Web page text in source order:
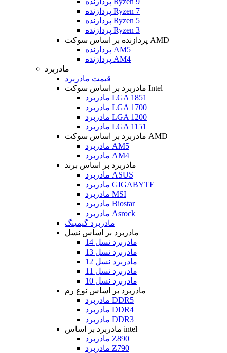
پردازنده Ryzen 7
پردازنده Ryzen 5
پردازنده Ryzen 3
پردازنده بر اساس سوکت AMD
پردازنده AM5
پردازنده AM4
مادربرد
قیمت مادربرد
مادربرد بر اساس سوکت Intel
مادربرد LGA 1851
مادربرد LGA 1700
مادربرد LGA 1200
مادربرد LGA 1151
مادربرد بر اساس سوکت AMD
مادربرد AM5
مادربرد AM4
مادربرد بر اساس برند
مادربرد ASUS
مادربرد GIGABYTE
مادربرد MSI
مادربرد Biostar
مادربرد Asrock
مادربرد گیمینگ
مادربرد بر اساس نسل
مادربرد نسل 14
مادربرد نسل 13
مادربرد نسل 12
مادربرد نسل 11
مادربرد نسل 10
مادربرد بر اساس نوع رم
مادربرد DDR5
مادربرد DDR4
مادربرد DDR3
مادربرد بر اساس intel
مادربرد Z890
مادربرد Z790